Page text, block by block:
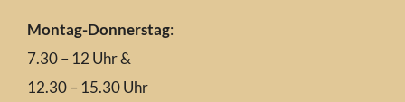
Montag-Donnerstag:
7.30 – 12 Uhr &
12.30 – 15.30 Uhr